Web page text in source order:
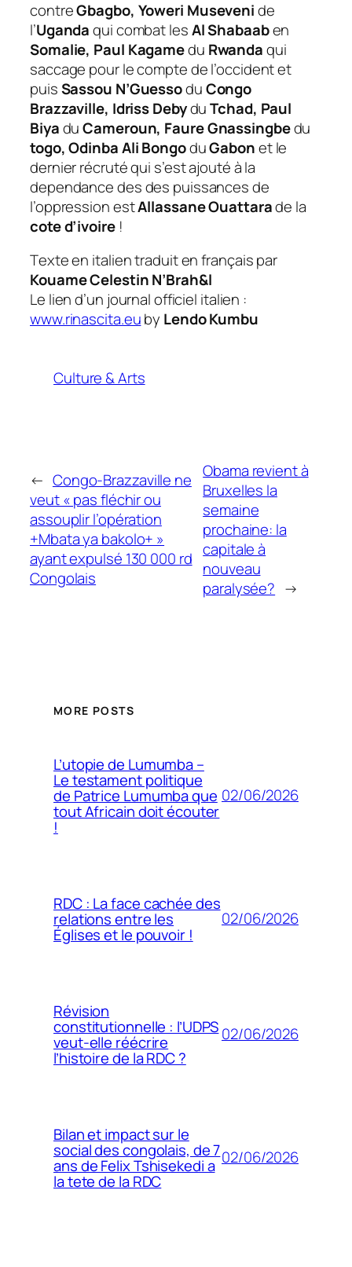
contreGbagbo, Yoweri Musevenide
l’Ugandaqui combat lesAl Shabaaben
Somalie, Paul Kagamedu Rwandaqui
saccage pour le compte de l’occident et
puisSassou N’GuessoduCongo
Brazzaville, Idriss DebyduTchad, Paul
BiyaduCameroun, Faure Gnassingbedu
togo, Odinba Ali BongoduGabonet le
dernier récruté qui s’est ajouté à la
dependance des des puissances de
l’oppression estAllassane Ouattarade la
cote d’ivoire!
Texte en italien traduit en français par
Kouame Celestin N’Brah&l
Le lien d’un journal officiel italien :
www.rinascita.euby Lendo Kumbu
Culture & Arts
← Congo-Brazzaville ne
veut « pas fléchir ou
assouplir l’opération
+Mbata ya bakolo+ »
ayant expulsé 130 000 rd
Congolais
Obama revient à
Bruxelles la
semaine
prochaine: la
capitale à
nouveau
paralysée? →
MORE POSTS
L’utopie de Lumumba –
Le testament politique
de Patrice Lumumba que
tout Africain doit écouter
!
02/06/2026
RDC : La face cachée des
relations entre les
Églises et le pouvoir !
02/06/2026
Révision
constitutionnelle : l’UDPS
veut-elle réécrire
l’histoire de la RDC ?
02/06/2026
Bilan et impact sur le
social des congolais, de 7
ans de Felix Tshisekedi a
la tete de la RDC
02/06/2026